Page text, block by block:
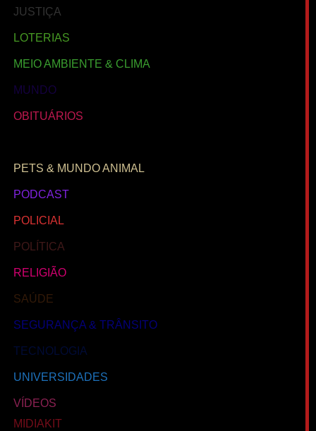
JUSTIÇA
LOTERIAS
MEIO AMBIENTE & CLIMA
MUNDO
OBITUÁRIOS
PETS & MUNDO ANIMAL
PODCAST
POLICIAL
POLÍTICA
RELIGIÃO
SAÚDE
SEGURANÇA & TRÂNSITO
TECNOLOGIA
UNIVERSIDADES
VÍDEOS
MIDIAKIT